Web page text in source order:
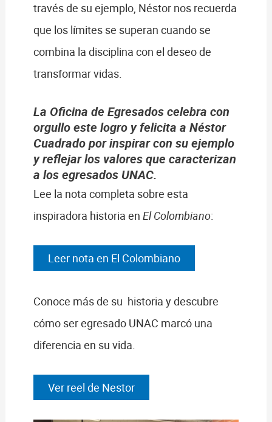
través de su ejemplo, Néstor nos recuerda
que los límites se superan cuando se
combina la disciplina con el deseo de
transformar vidas.
La Oficina de Egresados celebra con
orgullo este logro y felicita a Néstor
Cuadrado por inspirar con su ejemplo
y reflejar los valores que caracterizan
a los egresados UNAC.
Lee la nota completa sobre esta
inspiradora historia en El Colombiano:
Leer nota en El Colombiano
Conoce más de su historia y descubre
cómo ser egresado UNAC marcó una
diferencia en su vida.
Ver reel de Nestor